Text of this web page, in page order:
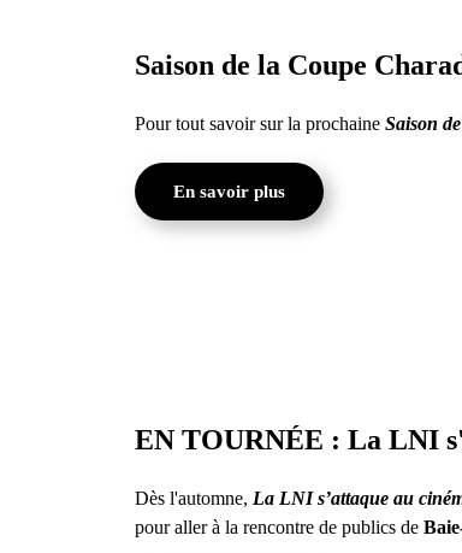
Saison de la Coupe
Pour tout savoir sur la prochaine Saison
En savoir plus
EN TOURNÉE : La LNI
Dès l'automne, La LNI s’attaque au
pour aller à la rencontre de publics de